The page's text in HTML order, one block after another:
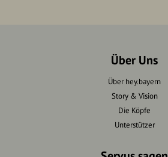
Über Uns
Über hey.bayern
Story & Vision
Die Köpfe
Unterstützer